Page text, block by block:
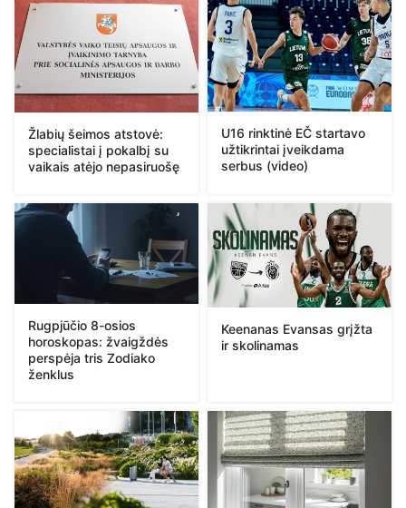
Žlabių šeimos atstovė:
specialistai į pokalbį su
vaikais atėjo nepasiruošę
U16 rinktinė EČ startavo
užtikrintai įveikdama
serbus (video)
Rugpjūčio 8-osios
horoskopas: žvaigždės
perspėja tris Zodiako
ženklus
Keenanas Evansas grįžta
ir skolinamas